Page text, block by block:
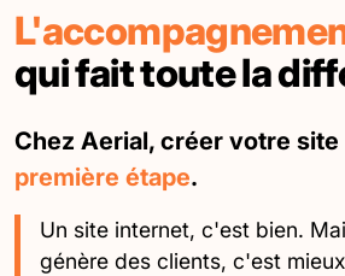
qui fait toute la
Chez Aerial, créer votre site
première étape.
Un site internet, c'est bien.
génère des clients, c'est